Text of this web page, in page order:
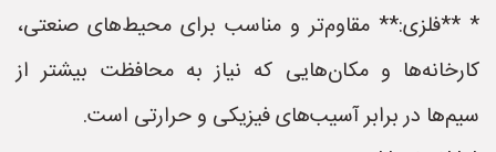
* **فلزی:** مقاوم‌تر و مناسب برای محیط‌های صنعتی،
کارخانه‌ها و مکان‌هایی که نیاز به محافظت بیشتر از
سیم‌ها در برابر آسیب‌های فیزیکی و حرارتی است.